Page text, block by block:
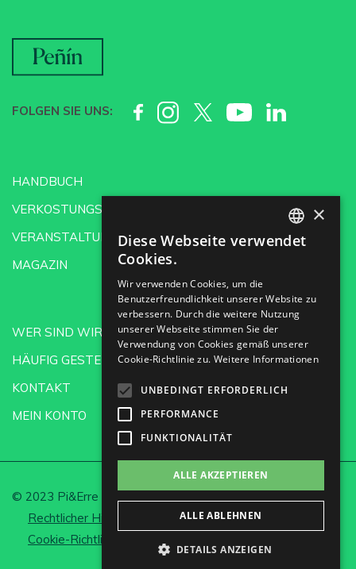
FOLGEN SIE UNS:
HANDBUCH
VERKOSTUNGSSCHULE
VERANSTALTUNGEN
MAGAZIN
WER SIND WIR?
HÄUFIG GESTELLTE FRAGEN
KONTAKT
MEIN KONTO
© 2023 Pi&Erre Comunicación Integral S.L.
Rechtlicher Hinweis und Datenschutz
Cookie-Richtlinie
SPANISH
GERMAN
×
Diese Webseite verwendet
Cookies.
Wir verwenden Cookies, um die
Benutzerfreundlichkeit unserer Website zu
verbessern. Durch die weitere Nutzung
unserer Webseite stimmen Sie der
Verwendung von Cookies gemäß unserer
Cookie-Richtlinie zu. Weitere Informationen
UNBEDINGT ERFORDERLICH
PERFORMANCE
FUNKTIONALITÄT
ALLE AKZEPTIEREN
ALLE ABLEHNEN
DETAILS ANZEIGEN